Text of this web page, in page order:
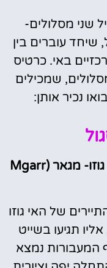
שני מסלולים-
שיחד עוברים בין
באי. כרטיס
שמכילים
תחנה 1 – מסוף המעבורות של גוזו- מגאר (Mgarr
של האי גוזו
תגיעו בשייט
המעבורות נמצא